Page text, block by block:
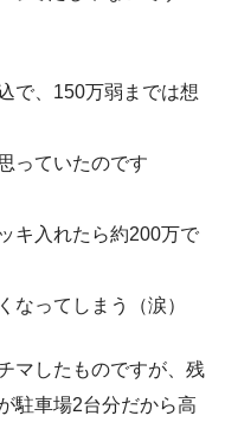
で、150万弱までは想
っていたのです
キ入れたら約200万で
なってしまう（涙）
マしたものですが、残
駐車場2台分だから高